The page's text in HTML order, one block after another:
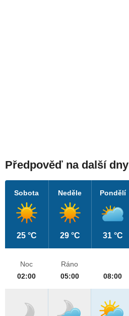
Předpověď na další dny
Sobota
25 °C
Neděle
29 °C
Pondělí
31 °C
Noc
02:00
Ráno
05:00
08:00